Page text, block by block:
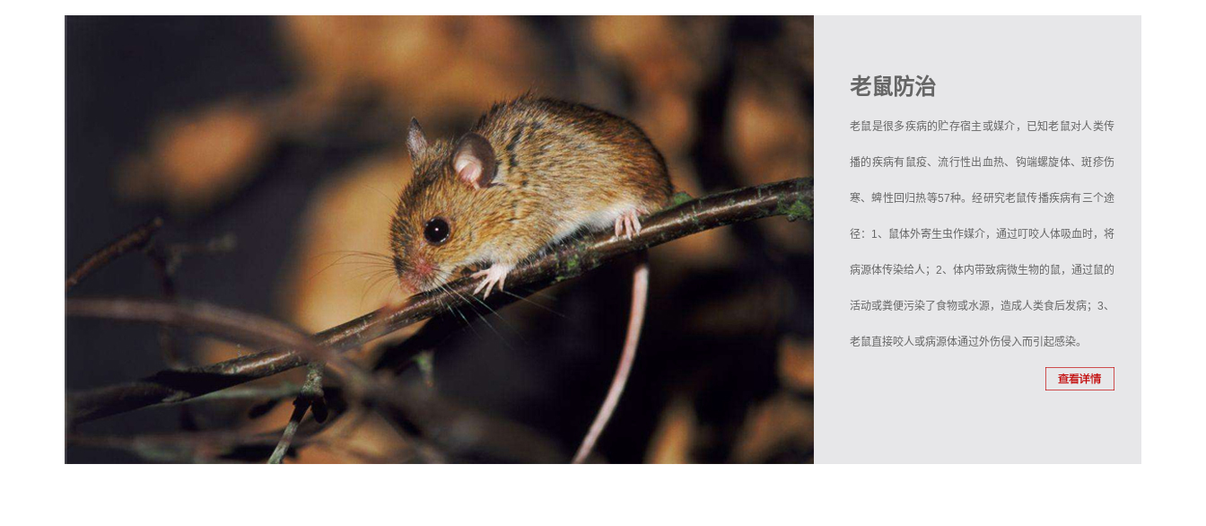
老鼠防治
老鼠是很多疾病的贮存宿主或媒介，已知老鼠对人类传
播的疾病有鼠疫、流行性出血热、钩端螺旋体、斑疹伤
寒、蜱性回归热等57种。经研究老鼠传播疾病有三个途
径：1、鼠体外寄生虫作媒介，通过叮咬人体吸血时，将
病源体传染给人；2、体内带致病微生物的鼠，通过鼠的
活动或粪便污染了食物或水源，造成人类食后发病；3、
老鼠直接咬人或病源体通过外伤侵入而引起感染。